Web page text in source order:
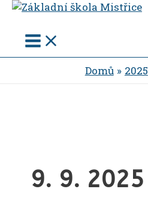
Přeskočit
obsah
Main
Menu
Domů 2025
9. 9. 2025